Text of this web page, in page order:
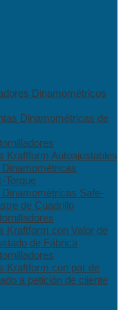
Dinamométricos
Dinamométricas de
Kraftform Autoajustables
Torque
Safe-
de Cuadrillo
Kraftform con Valor de
de Fábrica
Kraftform con par de
a petición de cliente